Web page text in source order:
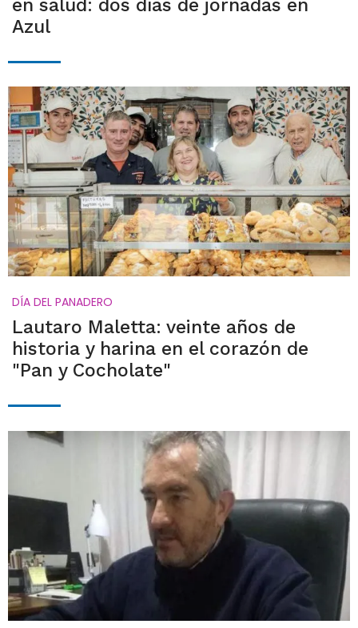
en salud: dos días de jornadas en
Azul
DÍA DEL PANADERO
Lautaro Maletta: veinte años de
historia y harina en el corazón de
"Pan y Cocholate"